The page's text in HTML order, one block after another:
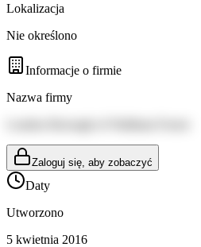
Lokalizacja
Nie określono
Informacje o firmie
Nazwa firmy
Zaloguj się, aby zobaczyć
Daty
Utworzono
5 kwietnia 2016